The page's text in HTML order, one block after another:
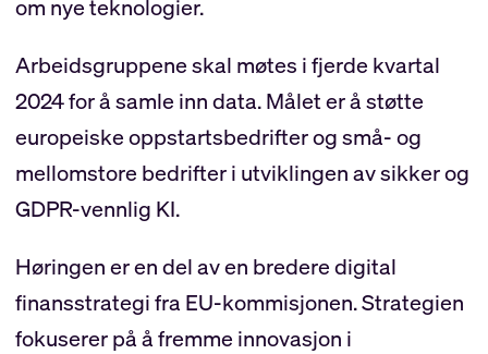
om nye teknologier.
Arbeidsgruppene skal møtes i fjerde kvartal
2024 for å samle inn data. Målet er å støtte
europeiske oppstartsbedrifter og små- og
mellomstore bedrifter i utviklingen av sikker og
GDPR-vennlig KI.
Høringen er en del av en bredere digital
finansstrategi fra EU-kommisjonen. Strategien
fokuserer på å fremme innovasjon i